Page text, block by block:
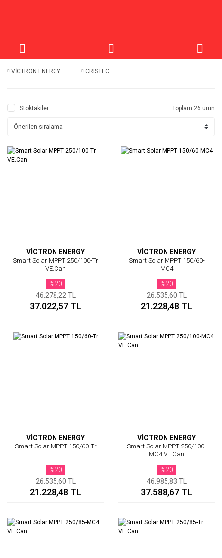
VİCTRON ENERGY CRISTEC
Stoktakiler Toplam 26 ürün
VİCTRON ENERGY
Smart Solar MPPT 250/100-Tr
VE.Can
%20
37.022,57 TL
46.278,22 TL
VİCTRON ENERGY
Smart Solar MPPT 150/60-
MC4
%20
21.228,48 TL
26.535,60 TL
VİCTRON ENERGY
Smart Solar MPPT 150/60-Tr
%20
21.228,48 TL
26.535,60 TL
VİCTRON ENERGY
Smart Solar MPPT 250/100-
MC4 VE.Can
%20
37.588,67 TL
46.985,83 TL